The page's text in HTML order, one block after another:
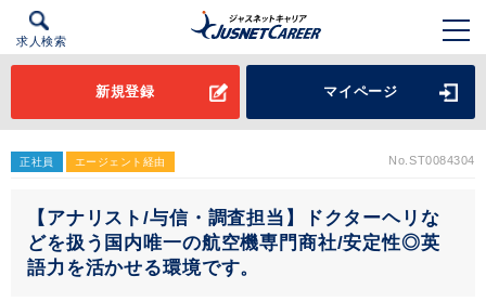
求人検索
新規登録 マイページ
正社員 エージェント経由 No.ST0084304
【アナリスト/与信・調査担当】ドクターヘリな
どを扱う国内唯一の航空機専門商社/安定性◎英
語力を活かせる環境です。